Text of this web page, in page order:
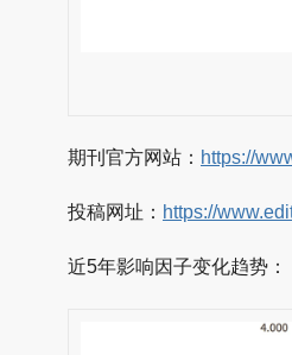
期刊官方网站： https://
投稿网址： https://
近5年影响因子变化趋势：